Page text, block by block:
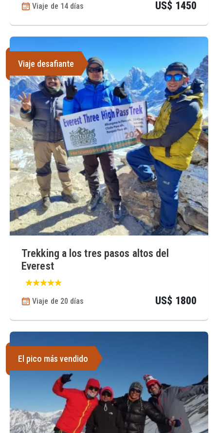
Viaje de 14 días US$ 1450
Trekking a los tres pasos altos del
Everest
Viaje de 20 días US$ 1800
Viaje desafiante
El pico más vendido